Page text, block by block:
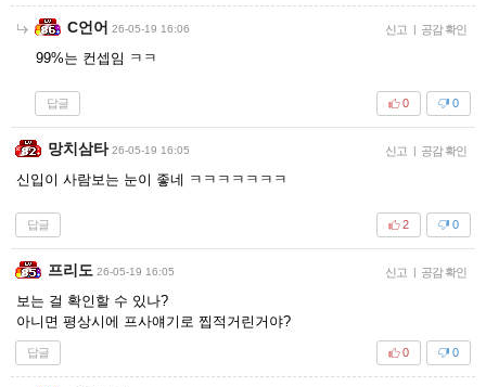
C언어 26-05-19 16:06 신고 | 공감 확인
99%는 컨셉임 ㅋㅋ
답글 0
0
망치삼타 26-05-19 16:05 신고 | 공감 확인
신입이 사람보는 눈이 좋네 ㅋㅋㅋㅋㅋㅋㅋ
답글 0
2
프리도 26-05-19 16:05 신고 | 공감 확인
보는 걸 확인할 수 있나?
아니면 평상시에 프사얘기로 찝적거린거야?
답글 0
0